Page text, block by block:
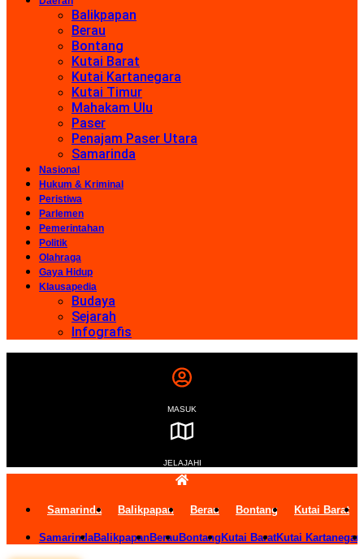
Balikpapan
Berau
Bontang
Kutai Barat
Kutai Kartanegara
Kutai Timur
Mahakam Ulu
Paser
Penajam Paser Utara
Samarinda
Nasional
Hukum & Kriminal
Peristiwa
Parlemen
Pemerintahan
Politik
Olahraga
Gaya Hidup
Klausapedia
Budaya
Sejarah
Infografis
MASUK
JELAJAHI
Samarinda Balikpapan Berau Bontang Kutai Barat
SamarindaBalikpapanBerau Bontang Kutai BaratKutai